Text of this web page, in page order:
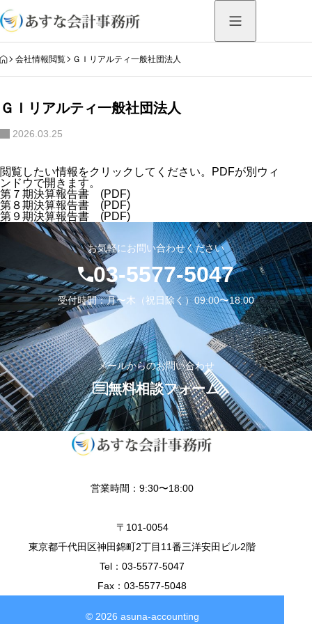
HOME
会社情報閲覧 ＧＩリアルティ一般社団法人
ＧＩリアルティ一般社団法人
2026.03.25
閲覧したい情報をクリックしてください。PDFが別ウィ
ンドウで開きます。
第７期決算報告書 (PDF)
第８期決算報告書 (PDF)
第９期決算報告書 (PDF)
お気軽にお問い合わせください
03-5577-5047
受付時間：月〜木（祝日除く）09:00〜18:00
メールからのお問い合わせ
無料相談フォーム
営業時間：9:30〜18:00
〒101-0054
東京都千代田区神田錦町2丁目11番三洋安田ビル2階
Tel：03-5577-5047
Fax：03-5577-5048
© 2026 asuna-accounting